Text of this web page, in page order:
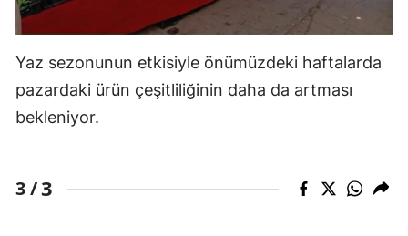
Yaz sezonunun etkisiyle önümüzdeki haftalarda
pazardaki ürün çeşitliliğinin daha da artması
bekleniyor.
3 /3